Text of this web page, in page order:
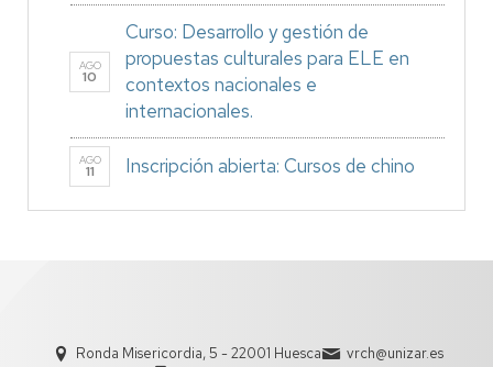
AGO
10
Curso: Desarrollo y gestión de
propuestas culturales para ELE en
contextos nacionales e
internacionales.
AGO
11 Inscripción abierta: Cursos de chino
Ronda Misericordia, 5 - 22001 Huesca
vrch@unizar.es